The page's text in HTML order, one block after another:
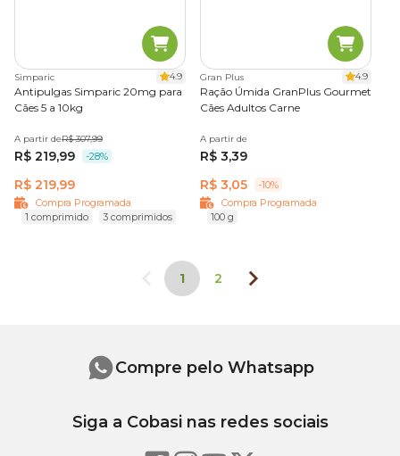
Simparic 4.9
Antipulgas Simparic 20mg para
Cães 5 a 10kg
A partir deR$ 307,99
R$ 219,99 -28%
R$ 219,99
Compra Programada
1 comprimido
3 comprimidos
Gran Plus 4.9
Ração Úmida GranPlus Gourmet
Cães Adultos Carne
A partir de
R$ 3,39
R$ 3,05
-10%
Compra Programada
100 g
1 2
Compre pelo Whatsapp
Siga a Cobasi nas redes sociais